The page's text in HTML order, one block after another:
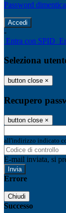
Password
-
Entra con SPID
Seleziona
button close ×
Recupero
button close ×
all'indirizzo indicato
E-mail inviata, si
Errore
Chiudi
Successo